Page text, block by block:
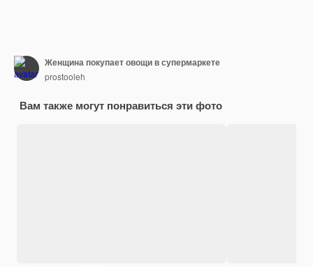
Женщина покупает овощи в супермаркете
prostooleh
Вам также могут понравиться эти фото